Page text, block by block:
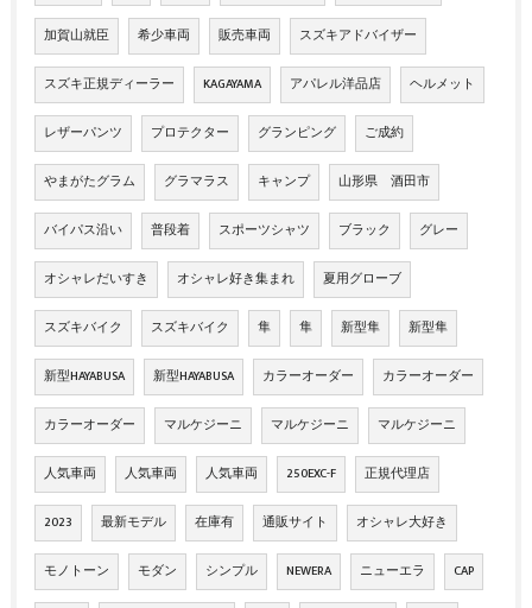
加賀山就臣 希少車両 販売車両 スズキアドバイザー
スズキ正規ディーラー KAGAYAMA アパレル洋品店 ヘルメット
レザーパンツ プロテクター グランピング ご成約
やまがたグラム グラマラス キャンプ 山形県 酒田市
バイパス沿い 普段着 スポーツシャツ ブラック グレー
オシャレだいすき オシャレ好き集まれ 夏用グローブ
スズキバイク スズキバイク 隼 隼 新型隼 新型隼
新型HAYABUSA 新型HAYABUSA カラーオーダー カラーオーダー
カラーオーダー マルケジーニ マルケジーニ マルケジーニ
人気車両 人気車両 人気車両 250EXC-F 正規代理店
2023 最新モデル 在庫有 通販サイト オシャレ大好き
モノトーン モダン シンプル NEWERA ニューエラ CAP